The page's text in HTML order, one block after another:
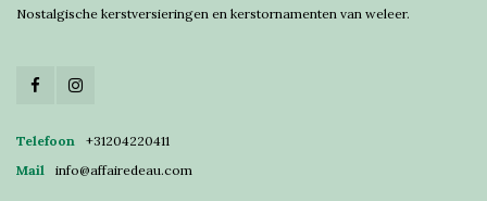
Nostalgische kerstversieringen en kerstornamenten van weleer.
Telefoon
+31204220411
Mail
info@affairedeau.com